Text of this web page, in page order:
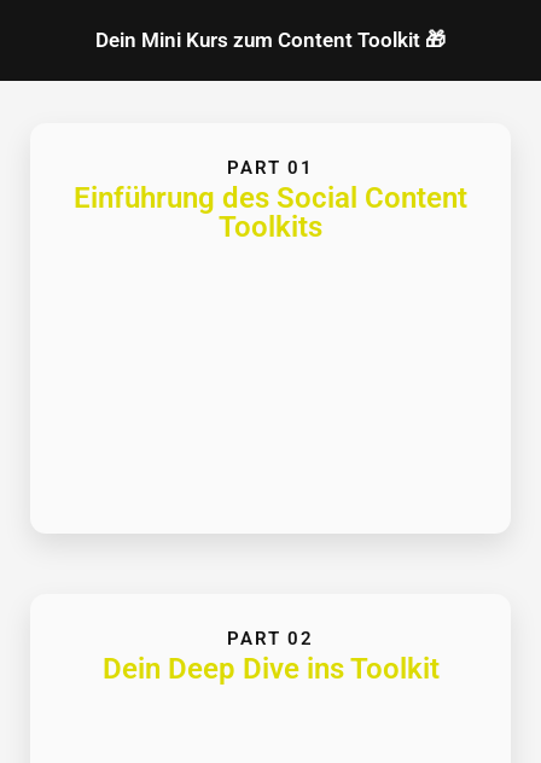
Dein Mini Kurs zum Content Toolkit 🎁
PART 01
Einführung des Social Content
Toolkits
PART 02
Dein Deep Dive ins Toolkit